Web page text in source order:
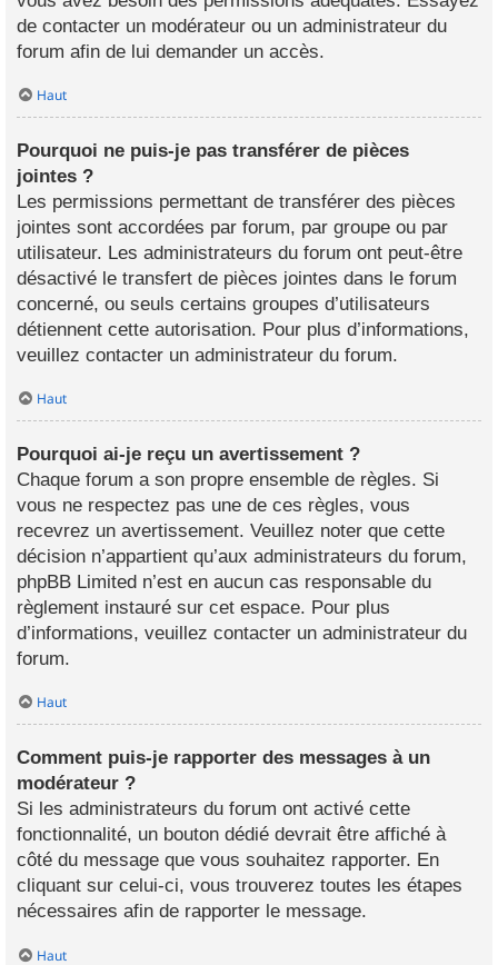
de contacter un modérateur ou un administrateur du
forum afin de lui demander un accès.
Haut
Pourquoi ne puis-je pas transférer de pièces
jointes ?
Les permissions permettant de transférer des pièces
jointes sont accordées par forum, par groupe ou par
utilisateur. Les administrateurs du forum ont peut-être
désactivé le transfert de pièces jointes dans le forum
concerné, ou seuls certains groupes d’utilisateurs
détiennent cette autorisation. Pour plus d’informations,
veuillez contacter un administrateur du forum.
Haut
Pourquoi ai-je reçu un avertissement ?
Chaque forum a son propre ensemble de règles. Si
vous ne respectez pas une de ces règles, vous
recevrez un avertissement. Veuillez noter que cette
décision n’appartient qu’aux administrateurs du forum,
phpBB Limited n’est en aucun cas responsable du
règlement instauré sur cet espace. Pour plus
d’informations, veuillez contacter un administrateur du
forum.
Haut
Comment puis-je rapporter des messages à un
modérateur ?
Si les administrateurs du forum ont activé cette
fonctionnalité, un bouton dédié devrait être affiché à
côté du message que vous souhaitez rapporter. En
cliquant sur celui-ci, vous trouverez toutes les étapes
nécessaires afin de rapporter le message.
Haut